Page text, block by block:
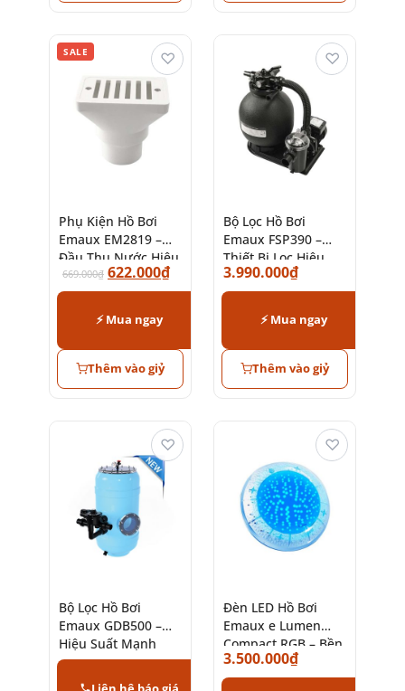
SALE
Phụ Kiện Hồ Bơi
Emaux EM2819 –
Đầu Thu Nước Hiệu
Suất Cao
669.000₫ 622.000₫
⚡ Mua ngay
Thêm vào giỷ
♡
Bộ Lọc Hồ Bơi
Emaux FSP390 –
Thiết Bị Lọc Hiệu
Quả Cao
3.990.000₫
⚡ Mua ngay
Thêm vào giỷ
♡
Bộ Lọc Hồ Bơi
Emaux GDB500 –
Hiệu Suất Mạnh
Mẽ, Bền Bỉ
♡
Đèn LED Hồ Bơi
Emaux e Lumen
Compact RGB – Bền
Bỉ, Tiết Kiệm Điện
3.500.000₫
♡